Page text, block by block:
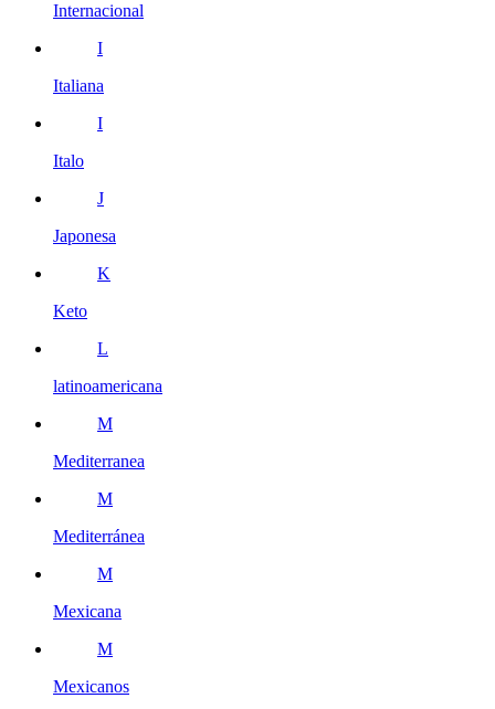
Internacional
I
Italiana
I
Italo
J
Japonesa
K
Keto
L
latinoamericana
M
Mediterranea
M
Mediterránea
M
Mexicana
M
Mexicanos